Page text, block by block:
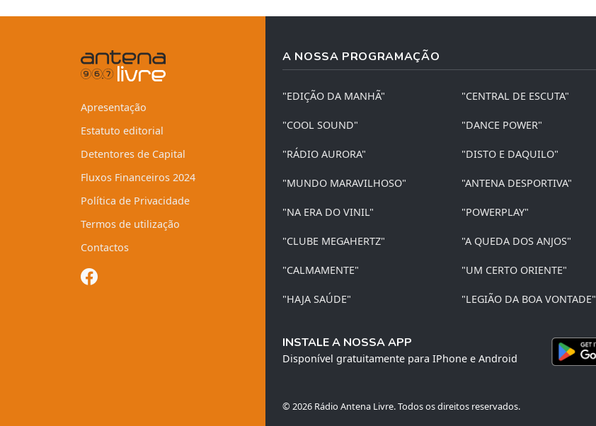
Apresentação
Estatuto editorial
Detentores de Capital
Fluxos Financeiros 2024
Política de Privacidade
Termos de utilização
Contactos
A NOSSA PROGRAMAÇÃO
"EDIÇÃO DA MANHÃ" "CENTRAL DE ESCUTA"
"COOL SOUND" "DANCE POWER"
"RÁDIO AURORA" "DISTO E DAQUILO"
"MUNDO MARAVILHOSO" "ANTENA DESPORTIVA"
"NA ERA DO VINIL" "POWERPLAY"
"CLUBE MEGAHERTZ" "A QUEDA DOS ANJOS"
"CALMAMENTE" "UM CERTO ORIENTE"
"HAJA SAÚDE" "LEGIÃO DA BOA VONTADE"
INSTALE A NOSSA APP
Disponível gratuitamente para IPhone e Android
© 2026 Rádio Antena Livre. Todos os direitos reservados.